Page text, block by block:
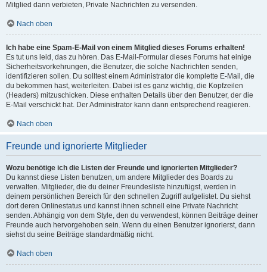
Mitglied dann verbieten, Private Nachrichten zu versenden.
Nach oben
Ich habe eine Spam-E-Mail von einem Mitglied dieses Forums erhalten!
Es tut uns leid, das zu hören. Das E-Mail-Formular dieses Forums hat einige
Sicherheitsvorkehrungen, die Benutzer, die solche Nachrichten senden,
identifizieren sollen. Du solltest einem Administrator die komplette E-Mail, die
du bekommen hast, weiterleiten. Dabei ist es ganz wichtig, die Kopfzeilen
(Headers) mitzuschicken. Diese enthalten Details über den Benutzer, der die
E-Mail verschickt hat. Der Administrator kann dann entsprechend reagieren.
Nach oben
Freunde und ignorierte Mitglieder
Wozu benötige ich die Listen der Freunde und ignorierten Mitglieder?
Du kannst diese Listen benutzen, um andere Mitglieder des Boards zu
verwalten. Mitglieder, die du deiner Freundesliste hinzufügst, werden in
deinem persönlichen Bereich für den schnellen Zugriff aufgelistet. Du siehst
dort deren Onlinestatus und kannst ihnen schnell eine Private Nachricht
senden. Abhängig von dem Style, den du verwendest, können Beiträge deiner
Freunde auch hervorgehoben sein. Wenn du einen Benutzer ignorierst, dann
siehst du seine Beiträge standardmäßig nicht.
Nach oben